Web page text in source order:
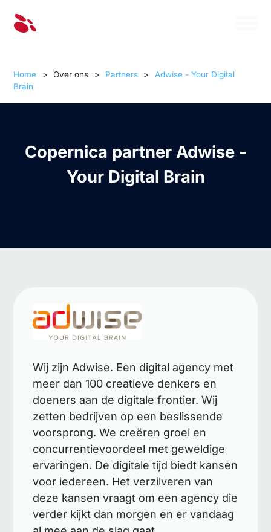
Home > Over ons > Partners >
Adwise - Your Digital
Brain
Copernica partner Adwise -
Your Digital Brain
Wij zijn Adwise. Een digital agency met
meer dan 100 creatieve denkers en
doeners aan de digitale frontier. Wij
zetten bedrijven op een beslissende
voorsprong. We creëren groei en
concurrentievoordeel met geweldige
ervaringen. De digitale tijd biedt kansen
voor iedereen. Het verzilveren van
deze kansen vraagt om een agency die
verder kijkt dan morgen en er vandaag